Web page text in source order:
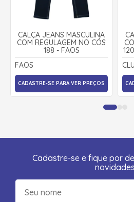
CALÇA JEANS MASCULINA
COM REGULAGEM NO CÓS
188 - FAOS
FAOS
CADASTRE-SE PARA VER PREÇOS
Cadastre-se e fique por
novidades